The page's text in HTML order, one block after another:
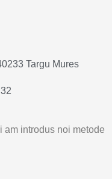
Targu Mures
am introdus noi metode